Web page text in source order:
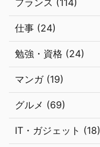
フランス (114)
仕事 (24)
勉強・資格 (24)
マンガ (19)
グルメ (69)
IT・ガジェット (18)